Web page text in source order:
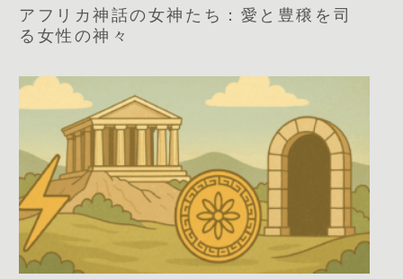
アフリカ神話の女神たち：愛と豊穣を司
る女性の神々